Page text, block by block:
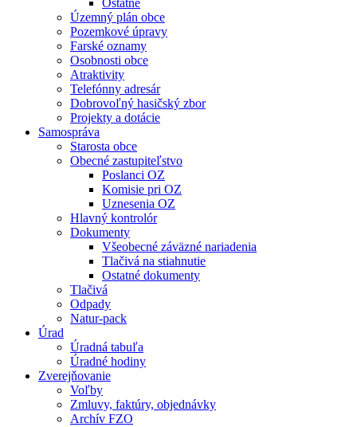
Ostatné
Územný plán obce
Pozemkové úpravy
Farské oznamy
Osobnosti obce
Atraktivity
Telefónny adresár
Dobrovoľný hasičský zbor
Projekty a dotácie
Samospráva
Starosta obce
Obecné zastupiteľstvo
Poslanci OZ
Komisie pri OZ
Uznesenia OZ
Hlavný kontrolór
Dokumenty
Všeobecné záväzné nariadenia
Tlačivá na stiahnutie
Ostatné dokumenty
Tlačivá
Odpady
Natur-pack
Úrad
Úradná tabuľa
Úradné hodiny
Zverejňovanie
Voľby
Zmluvy, faktúry, objednávky
Archív FZO